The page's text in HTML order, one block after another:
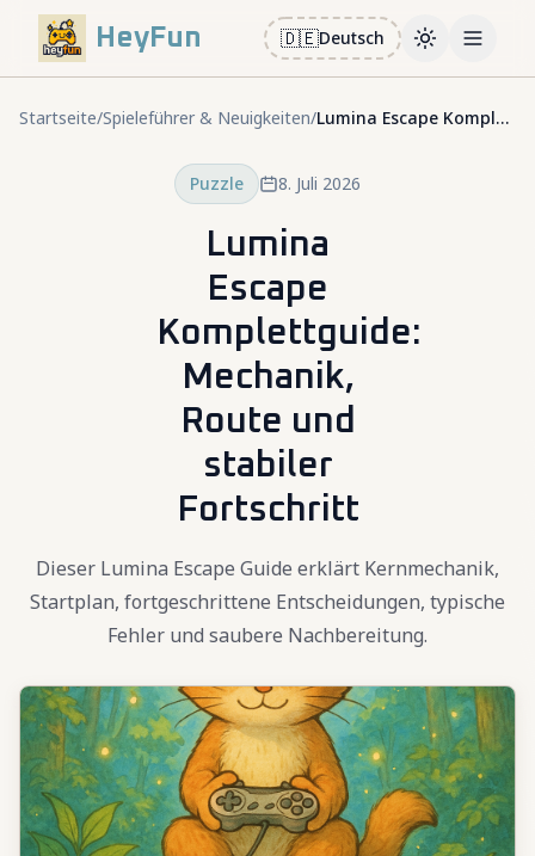
HeyFun 🇩🇪Deutsch ToggleOpen
Startseite/Spieleführer & Neuigkeiten/ Lumina Escape Komplettguide: Mechanik, Route und stabiler Fortschritt
Puzzle 8. Juli 2026
Lumina
Escape
Komplettguide:
Mechanik,
Route und
stabiler
Fortschritt
Dieser Lumina Escape Guide erklärt Kernmechanik,
Startplan, fortgeschrittene Entscheidungen, typische
Fehler und saubere Nachbereitung.